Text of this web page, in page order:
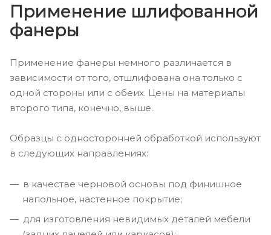
Применение шлифованной
фанеры
Применение фанеры немного различается в
зависимости от того, отшлифована она только с
одной стороны или с обеих. Цены на материалы
второго типа, конечно, выше.
Образцы с односторонней обработкой используют
в следующих направлениях:
в качестве черновой основы под финишное
напольное, настенное покрытие;
для изготовления невидимых деталей мебели